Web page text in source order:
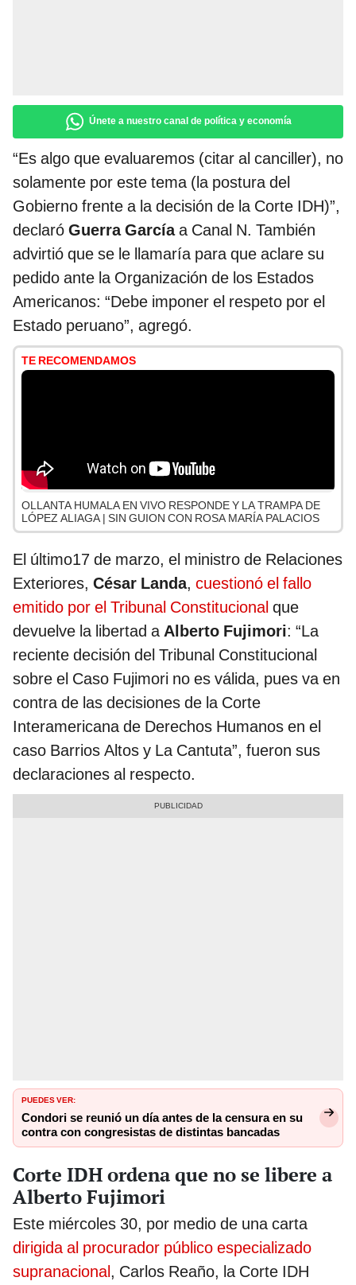
Únete a nuestro canal de política y economía
“Es algo que evaluaremos (citar al canciller), no
solamente por este tema (la postura del
Gobierno frente a la decisión de la Corte IDH)”,
declaró Guerra Garcíaa Canal N. También
advirtió que se le llamaría para que aclare su
pedido ante la Organización de los Estados
Americanos: “Debe imponer el respeto por el
Estado peruano”, agregó.
TE RECOMENDAMOS
OLLANTA HUMALA EN VIVO RESPONDE Y LA TRAMPA DE
LÓPEZ ALIAGA | SIN GUION CON ROSA MARÍA PALACIOS
El último17 de marzo, el ministro de Relaciones
Exteriores, César Landa, cuestionó el fallo
emitido por el Tribunal Constitucional que
devuelve la libertad aAlberto Fujimori: “La
reciente decisión del Tribunal Constitucional
sobre el Caso Fujimori no es válida, pues va en
contra de las decisiones de la Corte
Interamericana de Derechos Humanos en el
caso Barrios Altos y La Cantuta”, fueron sus
declaraciones al respecto.
PUEDES VER:
Condori se reunió un día antes de la censura en su
contra con congresistas de distintas bancadas
Corte IDH ordena que no se libere a
Alberto Fujimori
Este miércoles 30, por medio de una carta
dirigida al procurador público especializado
supranacional, Carlos Reaño, la Corte IDH